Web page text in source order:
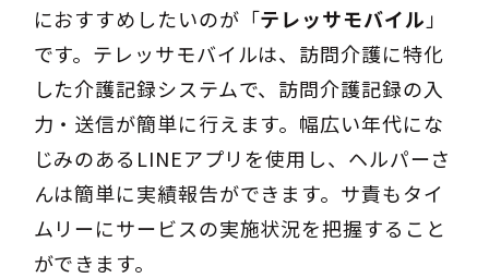
におすすめしたいのが「テレッサモバイル 」
です。テレッサモバイルは、訪問介護に特化
した介護記録システムで、訪問介護記録の入
力・送信が簡単に行えます。幅広い年代にな
じみのあるLINEアプリを使用し、ヘルパーさ
んは簡単に実績報告ができます。サ責もタイ
ムリーにサービスの実施状況を把握すること
ができます。